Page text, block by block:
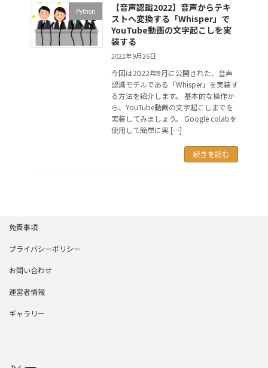
Python
【音声認識2022】音声からテキ
ストへ変換する「Whisper」で
YouTube動画の文字起こしを実
装する
2022年9月26日
今回は2022年9月に公開された、音声
認識モデルである「Whisper」を実装す
る方法を紹介します。 基本的な操作か
ら、YouTube動画の文字起こしまでを
実装してみましょう。 Google colabを
使用して簡単に実 […]
続きを読む
免責事項
プライバシーポリシー
お問い合わせ
運営者情報
ギャラリー